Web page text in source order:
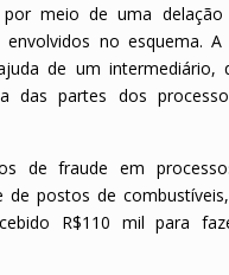
meio de uma delação
no esquema. A
de um intermediário,
das partes dos
de fraude em
de postos de
R$110 mil para